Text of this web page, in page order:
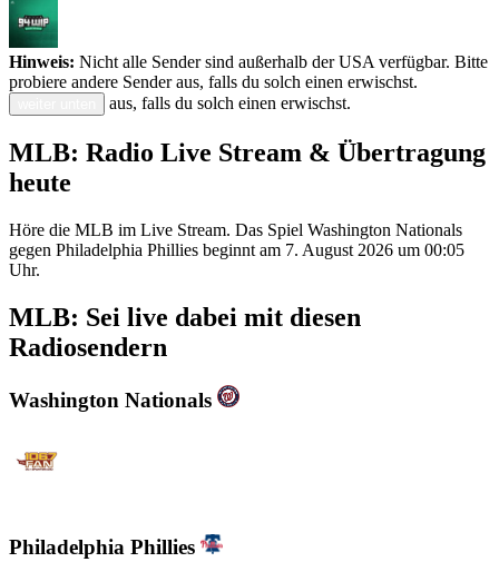
Hinweis: Nicht alle Sender sind außerhalb der USA verfügbar. Bitte
probiere andere Sender aus, falls du solch einen erwischst.
aus, falls du solch einen erwischst.
MLB: Radio Live Stream & Übertragung
heute
Höre die MLB im Live Stream. Das Spiel Washington Nationals
gegen Philadelphia Phillies beginnt am 7. August 2026 um 00:05
Uhr.
MLB: Sei live dabei mit diesen
Radiosendern
Washington Nationals
Philadelphia Phillies